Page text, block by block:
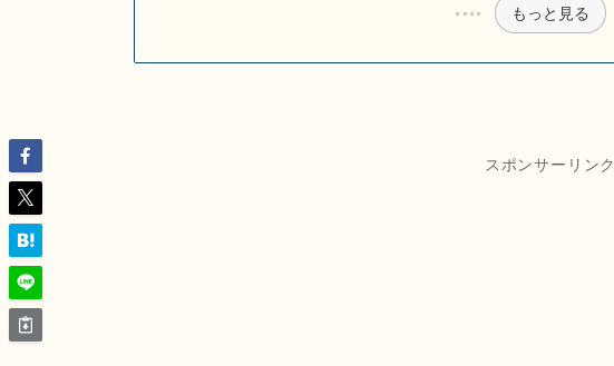
もっと見る
スポンサーリンク